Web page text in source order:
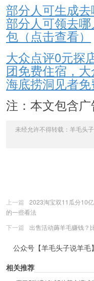
部分人可生成去
部分人可领去
包（点击查看）
大众点评0元探
团免费住宿，
海底捞洞见者
注：本文包含
未经允许不得转载： 羊毛头
上一篇
2023淘宝双11瓜分10
的一些看法
下一篇
出售活动薅羊毛赚钱？
公众号【羊毛头子说羊
相关推荐